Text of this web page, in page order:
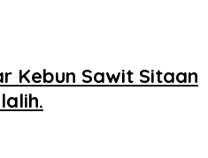
Kebun Sawit Sitaan